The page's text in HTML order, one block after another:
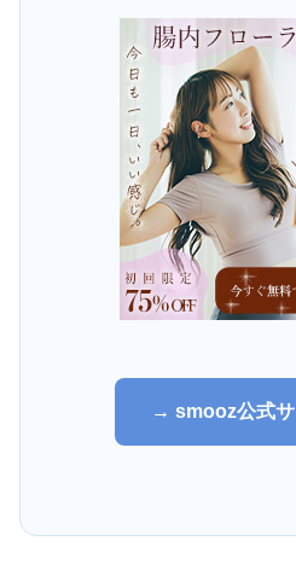
→ smooz公式サ